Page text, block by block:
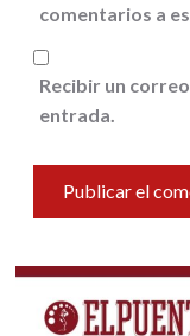
comentarios a
Recibir un
entrada.